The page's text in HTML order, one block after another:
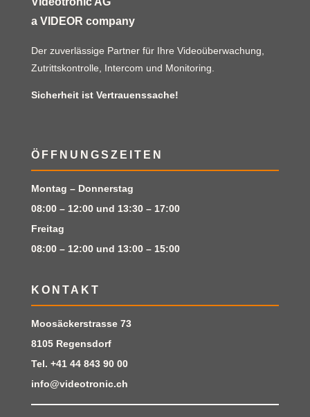
a VIDEOR company
Der zuverlässige Partner für Ihre Videoüberwachung,
Zutrittskontrolle, Intercom und Monitoring.
Sicherheit ist Vertrauenssache!
ÖFFNUNGSZEITEN
Montag – Donnerstag
08:00 – 12:00 und 13:30 – 17:00
Freitag
08:00 – 12:00 und 13:00 – 15:00
KONTAKT
Moosäckerstrasse 73
8105 Regensdorf
Tel. +41 44 843 90 00
info@videotronic.ch